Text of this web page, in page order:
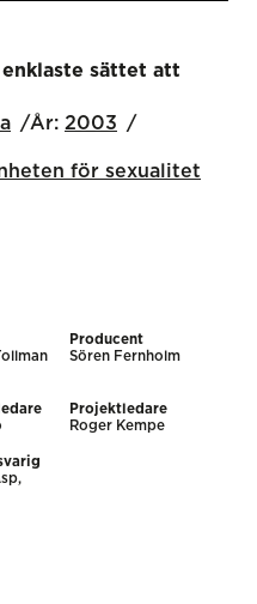
sättet att
År: 2003
för sexualitet
Producent
Sören Fernholm
Projektledare
Roger Kempe